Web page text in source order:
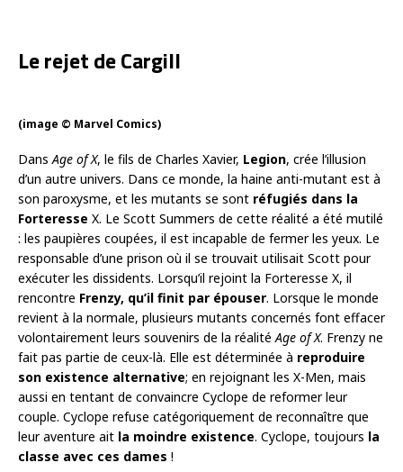
Le rejet de Cargill
(image © Marvel Comics)
Dans Age of X, le fils de Charles Xavier, Legion, crée l’illusion
d’un autre univers. Dans ce monde, la haine anti-mutant est à
son paroxysme, et les mutants se sont réfugiés dans la
Forteresse X. Le Scott Summers de cette réalité a été mutilé
: les paupières coupées, il est incapable de fermer les yeux. Le
responsable d’une prison où il se trouvait utilisait Scott pour
exécuter les dissidents. Lorsqu’il rejoint la Forteresse X, il
rencontre Frenzy, qu’il finit par épouser. Lorsque le monde
revient à la normale, plusieurs mutants concernés font effacer
volontairement leurs souvenirs de la réalité Age of X. Frenzy ne
fait pas partie de ceux-là. Elle est déterminée à reproduire
son existence alternative; en rejoignant les X-Men, mais
aussi en tentant de convaincre Cyclope de reformer leur
couple. Cyclope refuse catégoriquement de reconnaître que
leur aventure ait la moindre existence. Cyclope, toujours la
classe avec ces dames !